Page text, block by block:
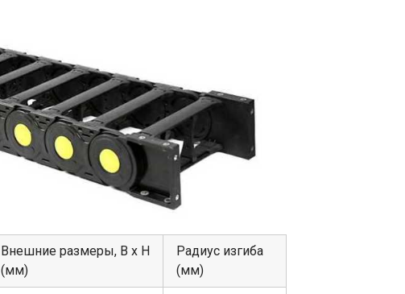
Внешние размеры, В х Н
(мм)
Радиус изгиба
(мм)